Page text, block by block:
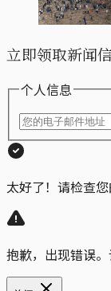
立即领取新闻信
个人信息
太好了！请检查您
抱歉，出现错误。